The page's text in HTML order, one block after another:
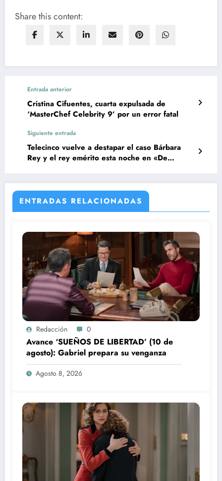
Share this content:
Entrada anterior
Cristina Cifuentes, cuarta expulsada de
‘MasterChef Celebrity 9’ por un error fatal
Siguiente entrada
Telecinco vuelve a destapar el caso Bárbara
Rey y el rey emérito esta noche en «De
ENTRADAS RELACIONADAS
Redacción 0
Avance ‘SUEÑOS DE LIBERTAD’ (10 de
agosto): Gabriel prepara su venganza
Agosto 8, 2026